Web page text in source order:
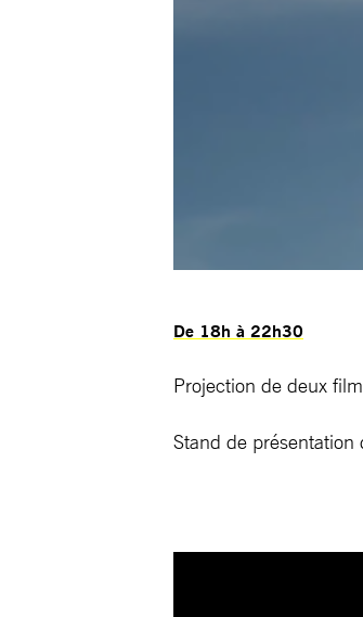
De 18h à 22h30
Projection de deux
Stand de présentation